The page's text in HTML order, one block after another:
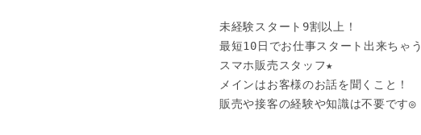
未経験スタート9割以上！
最短10日でお仕事スタート出来ちゃう
スマホ販売スタッフ★
メインはお客様のお話を聞くこと！
販売や接客の経験や知識は不要です◎